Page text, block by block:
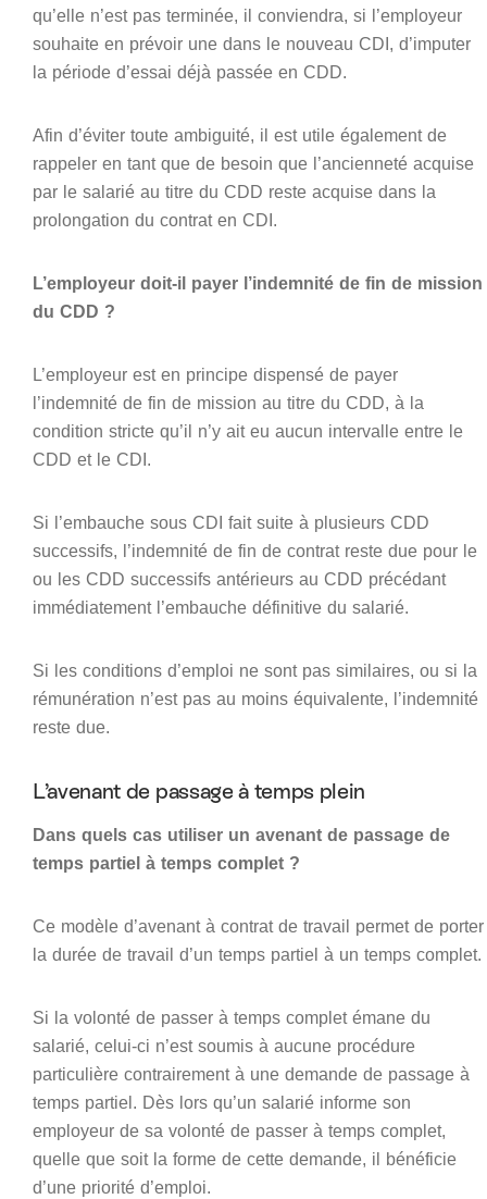
qu’elle n’est pas terminée, il conviendra, si l’employeur
souhaite en prévoir une dans le nouveau CDI, d’imputer
la période d’essai déjà passée en CDD.
Afin d’éviter toute ambiguité, il est utile également de
rappeler en tant que de besoin que l’ancienneté acquise
par le salarié au titre du CDD reste acquise dans la
prolongation du contrat en CDI.
L’employeur doit-il payer l’indemnité de fin de mission
du CDD ?
L’employeur est en principe dispensé de payer
l’indemnité de fin de mission au titre du CDD, à la
condition stricte qu’il n’y ait eu aucun intervalle entre le
CDD et le CDI.
Si l’embauche sous CDI fait suite à plusieurs CDD
successifs, l’indemnité de fin de contrat reste due pour le
ou les CDD successifs antérieurs au CDD précédant
immédiatement l’embauche définitive du salarié.
Si les conditions d’emploi ne sont pas similaires, ou si la
rémunération n’est pas au moins équivalente, l’indemnité
reste due.
L’avenant de passage à temps plein
Dans quels cas utiliser un avenant de passage de
temps partiel à temps complet ?
Ce modèle d’avenant à contrat de travail permet de porter
la durée de travail d’un temps partiel à un temps complet.
Si la volonté de passer à temps complet émane du
salarié, celui-ci n’est soumis à aucune procédure
particulière contrairement à une demande de passage à
temps partiel. Dès lors qu’un salarié informe son
employeur de sa volonté de passer à temps complet,
quelle que soit la forme de cette demande, il bénéficie
d’une priorité d’emploi.